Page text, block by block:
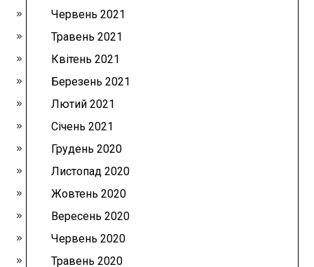
Червень 2021
Травень 2021
Квітень 2021
Березень 2021
Лютий 2021
Січень 2021
Грудень 2020
Листопад 2020
Жовтень 2020
Вересень 2020
Червень 2020
Травень 2020